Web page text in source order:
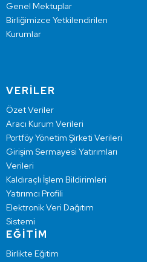
Genel Mektuplar
Birliğimizce Yetkilendirilen
Kurumlar
VERİLER
Özet Veriler
Aracı Kurum Verileri
Portföy Yönetim Şirketi Verileri
Girişim Sermayesi Yatırımları
Verileri
Kaldıraçlı İşlem Bildirimleri
Yatırımcı Profili
Elektronik Veri Dağıtım
Sistemi
EĞİTİM
Birlikte Eğitim